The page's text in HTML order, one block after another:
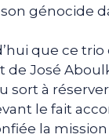
génocide
que ce
de José
sort à
le fait
la